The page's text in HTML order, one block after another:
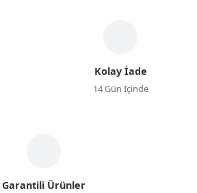
Kolay İade
14 Gün İçinde
Garantili Ürünler